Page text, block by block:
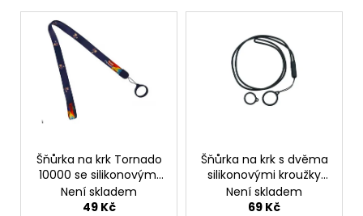
V
Šňůrka na krk Tornado
10000 se silikonovými
kroužky
Není skladem
49 Kč
Šňůrka na krk s dvěma
silikonovými kroužky
black
Není skladem
69 Kč
SS
CARTRIDGE
1,2OHM